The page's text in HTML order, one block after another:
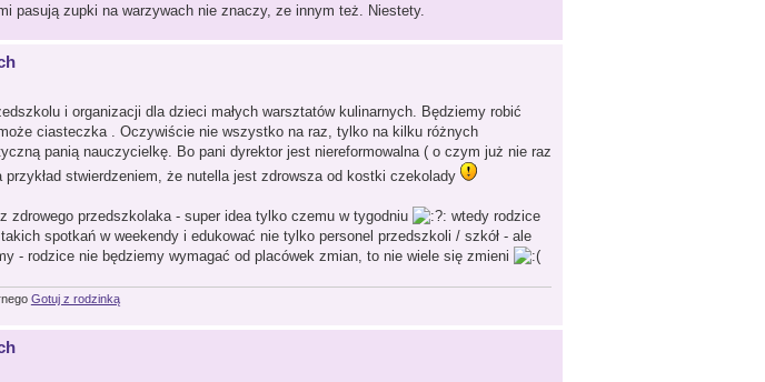
pasują zupki na warzywach nie znaczy, ze innym też. Niestety.
i organizacji dla dzieci małych warsztatów kulinarnych. Będziemy robić
ciasteczka . Oczywiście nie wszystko na raz, tylko na kilku różnych
panią nauczycielkę. Bo pani dyrektor jest niereformowalna ( o czym już nie raz
stwierdzeniem, że nutella jest zdrowsza od kostki czekolady
zdrowego przedszkolaka - super idea tylko czemu w tygodniu
wtedy rodzice
spotkań w weekendy i edukować nie tylko personel przedszkoli / szkół - ale
- rodzice nie będziemy wymagać od placówek zmian, to nie wiele się zmieni
Gotuj z rodzinką